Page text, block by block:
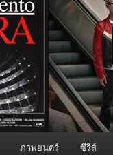
ภาพยนตร์ ซีรีส์